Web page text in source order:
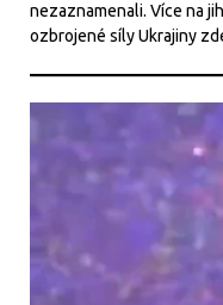
nezaznamenali. Více na
ozbrojené síly Ukrajiny